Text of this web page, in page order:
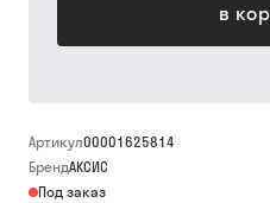
в
Артикул00001625814
БрендАКСИС
Под заказ